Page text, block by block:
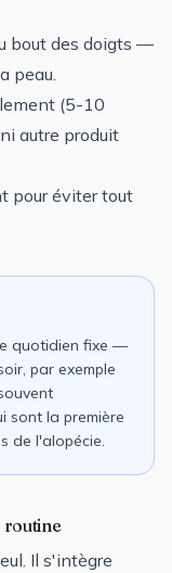
bout des doigts —
peau.
(5-10
autre produit
pour éviter tout
quotidien fixe —
par exemple
sont la première
de l'alopécie.
routine
Il s'intègre